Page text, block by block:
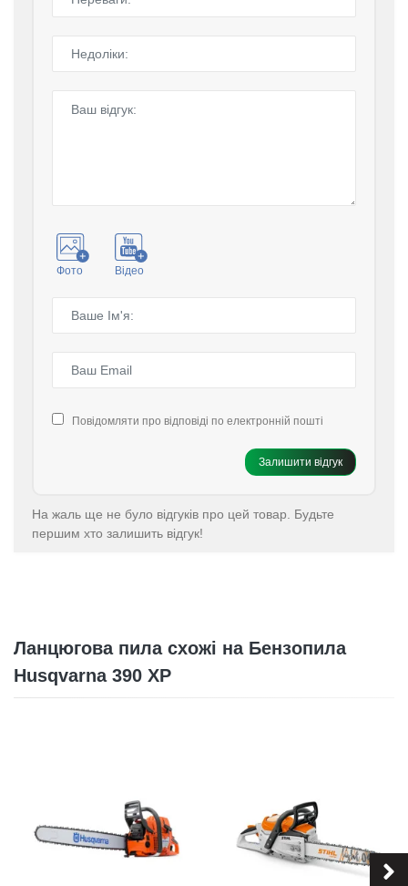
Фото Відео
Повідомляти про відповіді по електронній пошті
Залишити відгук
На жаль ще не було відгуків про цей товар. Будьте
першим хто залишить відгук!
Ланцюгова пила схожі на Бензопила
Husqvarna 390 ХР